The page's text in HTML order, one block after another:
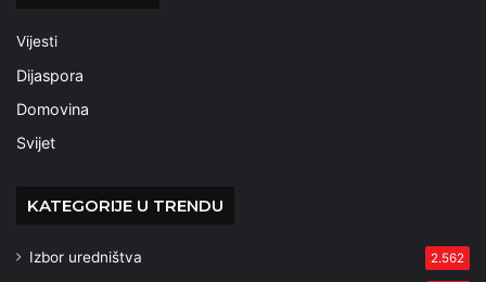
Vijesti
Dijaspora
Domovina
Svijet
KATEGORIJE U TRENDU
Izbor uredništva 2.562